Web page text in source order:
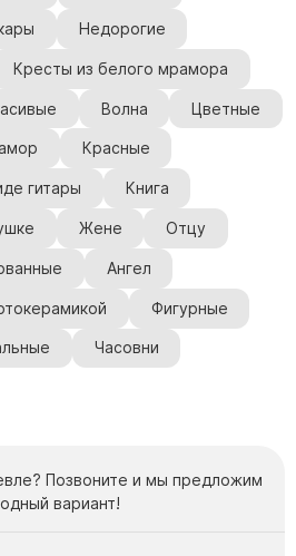
Недорогие
Кресты из белого мрамора
Волна Цветные
Красные
гитары Книга
Жене Отцу
Ангел
Фигурные
Часовни
Позвоните и мы предложим
вариант!